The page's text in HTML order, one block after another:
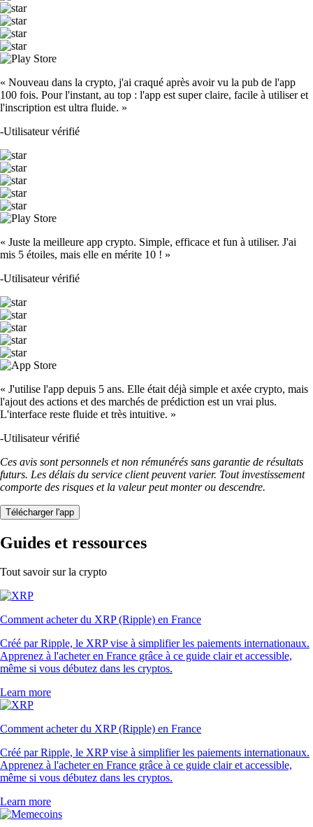
« Nouveau dans la crypto, j'ai craqué après avoir vu la pub de l'app
100 fois. Pour l'instant, au top : l'app est super claire, facile à utiliser et
l'inscription est ultra fluide. »
-Utilisateur vérifié
« Juste la meilleure app crypto. Simple, efficace et fun à utiliser. J'ai
mis 5 étoiles, mais elle en mérite 10 ! »
-Utilisateur vérifié
« J'utilise l'app depuis 5 ans. Elle était déjà simple et axée crypto, mais
l'ajout des actions et des marchés de prédiction est un vrai plus.
L'interface reste fluide et très intuitive. »
-Utilisateur vérifié
Ces avis sont personnels et non rémunérés sans garantie de résultats
futurs. Les délais du service client peuvent varier. Tout investissement
comporte des risques et la valeur peut monter ou descendre.
Télécharger l'app
Guides et ressources
Tout savoir sur la crypto
Comment acheter du XRP (Ripple) en France
Créé par Ripple, le XRP vise à simplifier les paiements internationaux.
Apprenez à l'acheter en France grâce à ce guide clair et accessible,
même si vous débutez dans les cryptos.
Learn more
Comment acheter du XRP (Ripple) en France
Créé par Ripple, le XRP vise à simplifier les paiements internationaux.
Apprenez à l'acheter en France grâce à ce guide clair et accessible,
même si vous débutez dans les cryptos.
Learn more